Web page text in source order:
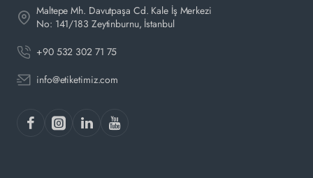
Maltepe Mh. Davutpaşa Cd. Kale İş Merkezi
No: 141/183 Zeytinburnu, İstanbul
+90 532 302 71 75
info@etiketimiz.com